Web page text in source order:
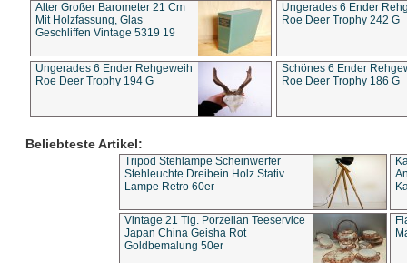
Alter Großer Barometer 21 Cm
Mit Holzfassung, Glas
Geschliffen Vintage 5319 19
Ungerades 6 Ender
Roe Deer Trophy 242 G
Ungerades 6 Ender Rehgeweih
Roe Deer Trophy 194 G
Schönes 6 Ender
Roe Deer Trophy 186 G
Beliebteste Artikel:
Tripod Stehlampe Scheinwerfer
Stehleuchte Dreibein Holz Stativ
Lampe Retro 60er
Vintage 21 Tlg. Porzellan Teeservice
Japan China Geisha Rot
Goldbemalung 50er